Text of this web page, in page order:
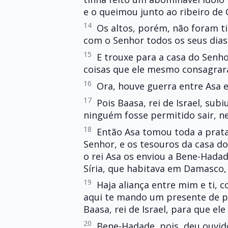
e o queimou junto ao ribeiro de
14 Os altos, porém, não foram
com o Senhor todos os seus
15
E trouxe para a casa do
coisas que ele mesmo
16 Ora, houve guerra entre Asa
17
Pois Baasa, rei de Israel,
ninguém fosse permitido sair,
18
Então Asa tomou toda a
Senhor, e os tesouros da casa
o rei Asa os enviou a Bene-
Síria, que habitava em
19
Haja aliança entre mim e ti,
aqui te mando um presente de
Baasa, rei de Israel, para que
20